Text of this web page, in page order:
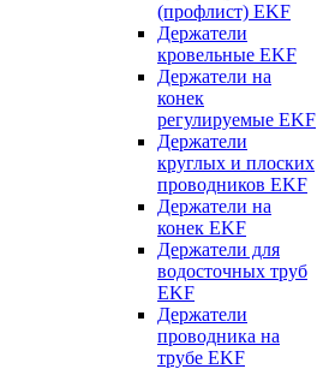
(профлист) EKF
Держатели
кровельные EKF
Держатели на
конек
регулируемые EKF
Держатели
круглых и плоских
проводников EKF
Держатели на
конек EKF
Держатели для
водосточных труб
EKF
Держатели
проводника на
трубе EKF